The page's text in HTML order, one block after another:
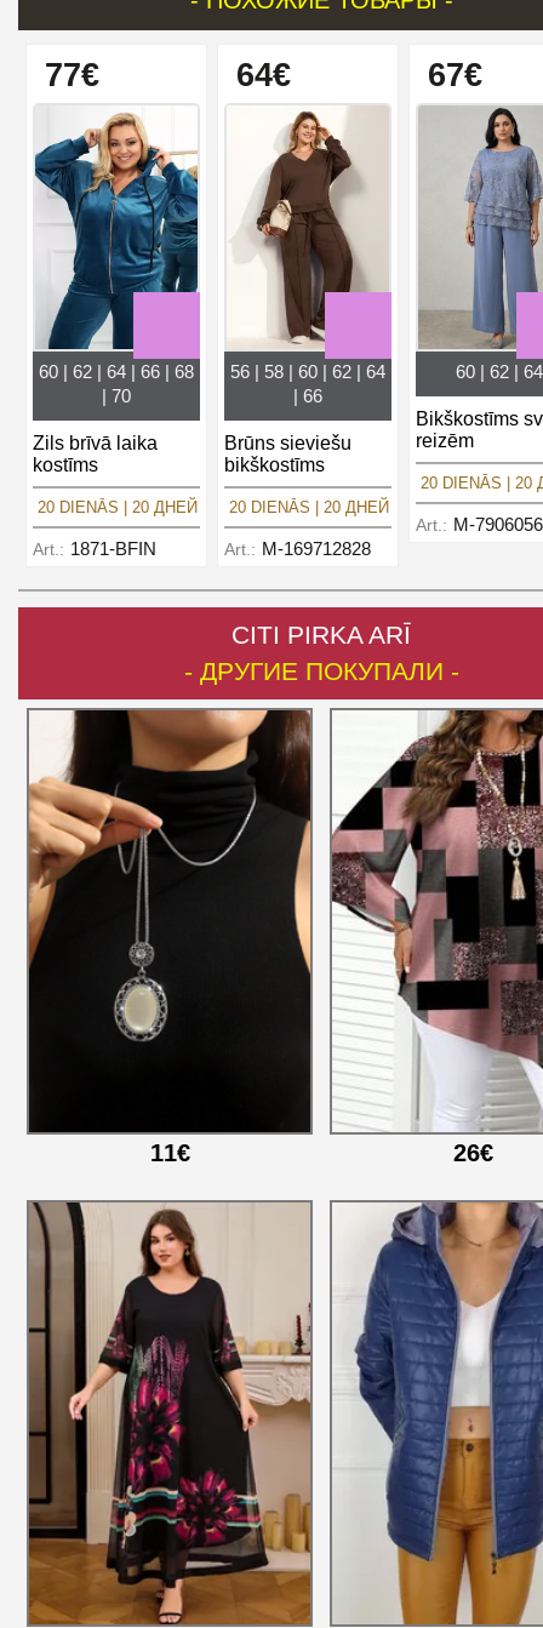
77€
60 | 62 | 64 | 66 | 68
| 70
Zils brīvā laika
kostīms
20 DIENĀS | 20 ДНЕЙ
Art.: 1871-BFIN
64€
56 | 58 | 60 | 62 | 64
| 66
Brūns sieviešu
bikškostīms
20 DIENĀS | 20 ДНЕЙ
Art.: M-169712828
67€
60 | 62 | 64
Bikškostīms
reizēm
20 DIENĀS | 20
Art.: M-
CITI PIRKA ARĪ
- ДРУГИЕ ПОКУПАЛИ -
11€ 26€